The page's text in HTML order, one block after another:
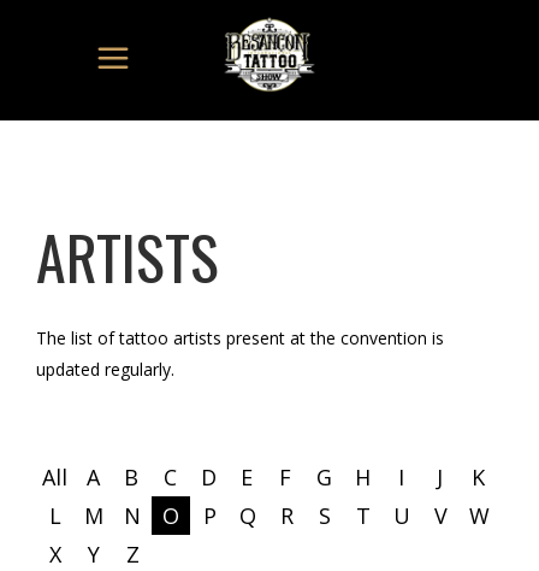
ARTISTS
The list of tattoo artists present at the convention is
updated regularly.
All A B C D E F G H I J
K
L
M N O P Q R S T U V
W
X
Y Z